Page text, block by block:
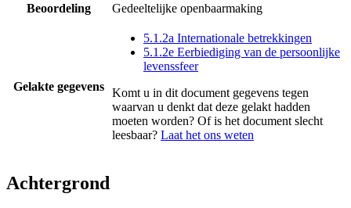
Beoordeling
Gedeeltelijke openbaarmaking
Gelakte gegevens
5.1.2a Internationale betrekkingen
5.1.2e Eerbiediging van de persoonlijke
levenssfeer
Komt u in dit document gegevens tegen
waarvan u denkt dat deze gelakt hadden
moeten worden? Of is het document slecht
leesbaar? Laat het ons weten
Achtergrond